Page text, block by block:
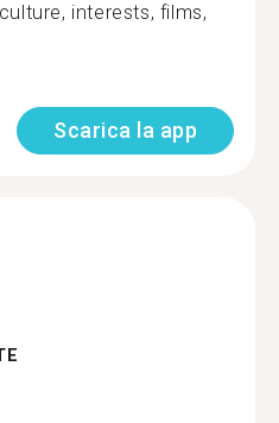
interests, films,
Scarica la app